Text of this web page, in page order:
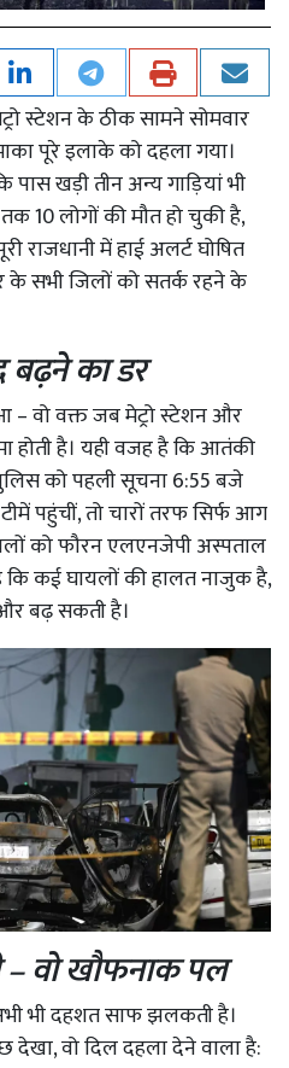
स्टेशन के ठीक सामने सोमवार
पूरे इलाके को दहला गया।
पास खड़ी तीन अन्य गाड़ियां भी
10 लोगों की मौत हो चुकी है,
राजधानी में हाई अलर्ट घोषित
सभी जिलों को सतर्क रहने के
बढ़ने का डर
वो वक्त जब मेट्रो स्टेशन और
होती है। यही वजह है कि आतंकी
को पहली सूचना 6:55 बजे
पहुंचीं, तो चारों तरफ सिर्फ आग
को फौरन एलएनजेपी अस्पताल
कि कई घायलों की हालत नाजुक है,
बढ़ सकती है।
– वो खौफनाक पल
भी दहशत साफ झलकती है।
देखा, वो दिल दहला देने वाला है: